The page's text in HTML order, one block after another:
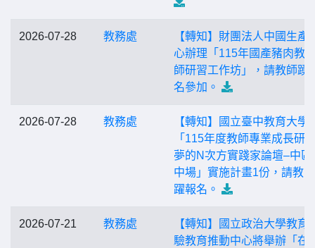
2026-07-28 教務處
【轉知】財團法人中國生產
心辦理「115年國產豬肉教
師研習工作坊」，請教師踴
名參加。
2026-07-28 教務處
【轉知】國立臺中教育大學
「115年度教師專業成長研
夢的N次方實踐家論壇–中區
中場」實施計畫1份，請教
躍報名。
2026-07-21 教務處
【轉知】國立政治大學教育
驗教育推動中心將舉辦「在